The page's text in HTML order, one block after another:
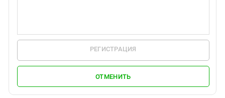
РЕГИСТРАЦИЯ
ОТМЕНИТЬ